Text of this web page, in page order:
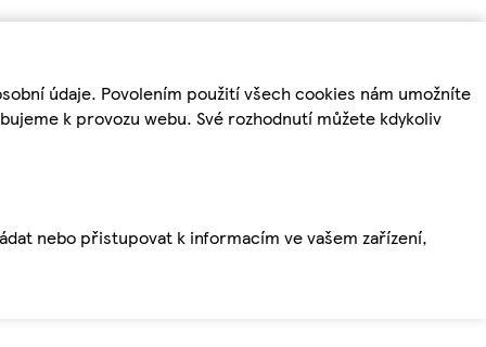
údaje. Povolením použití všech cookies nám umožníte
k provozu webu. Své rozhodnutí můžete kdykoliv
nebo přistupovat k informacím ve vašem zařízení,